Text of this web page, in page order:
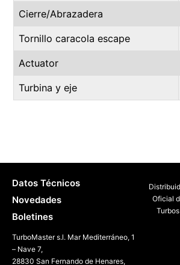
Cierre/Abrazadera
Tornillo caracola escape
Actuator
Turbina y eje
Oficial
Turbos
Datos Técnicos
Novedades
Boletines
TurboMaster s.l. Mar Mediterráneo, 1
– Nave 7,
28830 San Fernando de Henares,